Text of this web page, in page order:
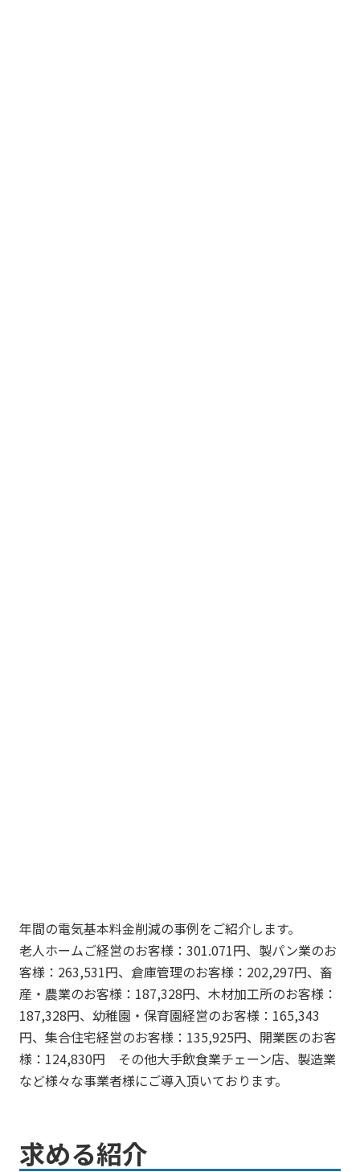
年間の電気基本料金削減の事例をご紹介します。
老人ホームご経営のお客様：301.071円、製パン業のお
客様：263,531円、倉庫管理のお客様：202,297円、畜
産・農業のお客様：187,328円、木材加工所のお客様：
187,328円、幼稚園・保育園経営のお客様：165,343
円、集合住宅経営のお客様：135,925円、開業医のお客
様：124,830円 その他大手飲食業チェーン店、製造業
など様々な事業者様にご導入頂いております。
求める紹介